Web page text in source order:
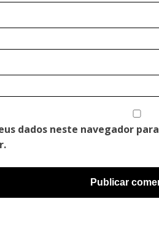
dados neste navegador